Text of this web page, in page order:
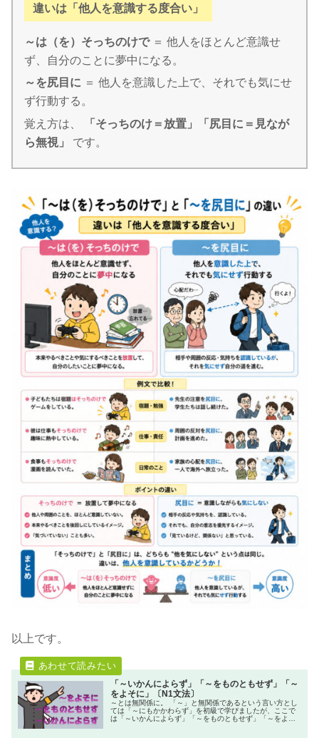
違いは「他人を意識する度合い」
～は（を）そっちのけで＝ 他人をほとんど意識せ
ず、自分のことに夢中になる。
～を尻目に ＝ 他人を意識した上で、それでも気にせ
ず行動する。
覚え方は、
「そっちのけ＝放置」「尻目に＝見なが
ら無視」
です。
以上です。
「～いかんによらず」「～をものともせず」「～
をよそに」〔N1文法〕
～とは無関係に。 「～」と無関係であるという言い方とし
ては「～にもかかわらず」を初級で学びましたが、ここで
は「～いかんによらず」「～をものともせず」「～をよそ